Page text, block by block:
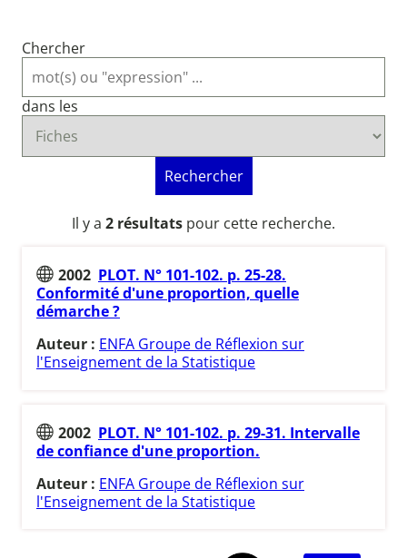
Chercher
dans les
Rechercher
Il y a 2 résultats pour cette recherche.
2002 PLOT. N° 101-102. p. 25-28.
Conformité d'une proportion, quelle
démarche ?
Auteur : ENFA Groupe de Réflexion sur
l'Enseignement de la Statistique
2002 PLOT. N° 101-102. p. 29-31. Intervalle
de confiance d'une proportion.
Auteur : ENFA Groupe de Réflexion sur
l'Enseignement de la Statistique